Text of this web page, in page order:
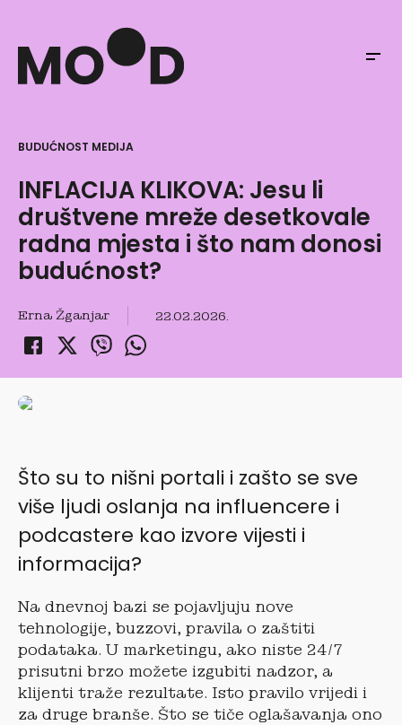
BUDUĆNOST MEDIJA
INFLACIJA KLIKOVA: Jesu li
društvene mreže desetkovale
radna mjesta i što nam donosi
budućnost?
Erna Žganjar 22.02.2026.
Što su to nišni portali i zašto se sve
više ljudi oslanja na influencere i
podcastere kao izvore vijesti i
informacija?
Na dnevnoj bazi se pojavljuju nove
tehnologije, buzzovi, pravila o zaštiti
podataka. U marketingu, ako niste 24/7
prisutni brzo možete izgubiti nadzor, a
klijenti traže rezultate. Isto pravilo vrijedi i
za druge branše. Što se tiče oglašavanja ono